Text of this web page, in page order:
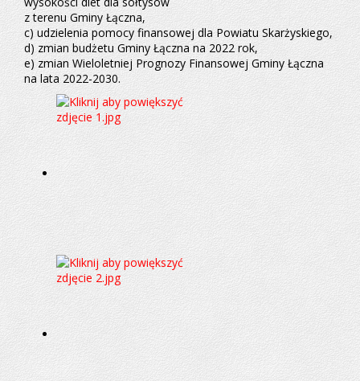
z terenu Gminy Łączna,
c) udzielenia pomocy finansowej dla Powiatu Skarżyskiego,
d) zmian budżetu Gminy Łączna na 2022 rok,
e) zmian Wieloletniej Prognozy Finansowej Gminy Łączna
na lata 2022-2030.